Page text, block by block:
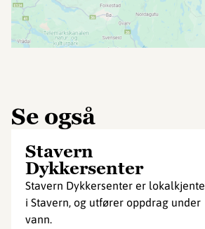
Se også
Stavern
Dykkersenter
Stavern Dykkersenter er lokalkjente
i Stavern, og utfører oppdrag under
vann.